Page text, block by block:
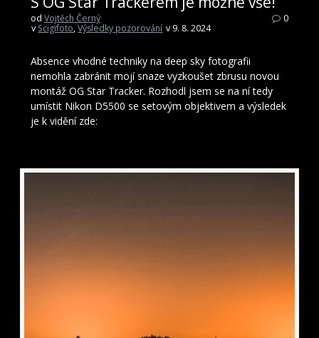
od Vojtěch Černý
v Scigifoto,Výsledky pozorování v 9. 8. 2024
0
Absence vhodné techniky na deep sky fotografii
nemohla zabránit mojí snaze vyzkoušet zbrusu novou
montáž OG Star Tracker. Rozhodl jsem se na ní tedy
umístit Nikon D5500 se setovým objektivem a výsledek
je k vidění zde: